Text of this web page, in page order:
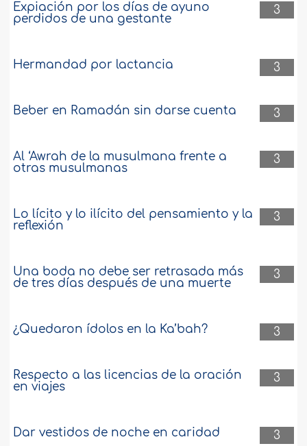
3
Expiación por los días de ayuno
perdidos de una gestante
3
Hermandad por lactancia
3
Beber en Ramadán sin darse cuenta
3
Al ‘Awrah de la musulmana frente a
otras musulmanas
3
Lo lícito y lo ilícito del pensamiento y la
reflexión
3
Una boda no debe ser retrasada más
de tres días después de una muerte
3
¿Quedaron ídolos en la Ka’bah?
3
Respecto a las licencias de la oración
en viajes
3
Dar vestidos de noche en caridad